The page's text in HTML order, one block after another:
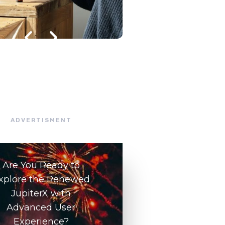
ADVERTISMENT
Are You Ready to
the Renewed
JupiterX with
Advanced User
Experience?